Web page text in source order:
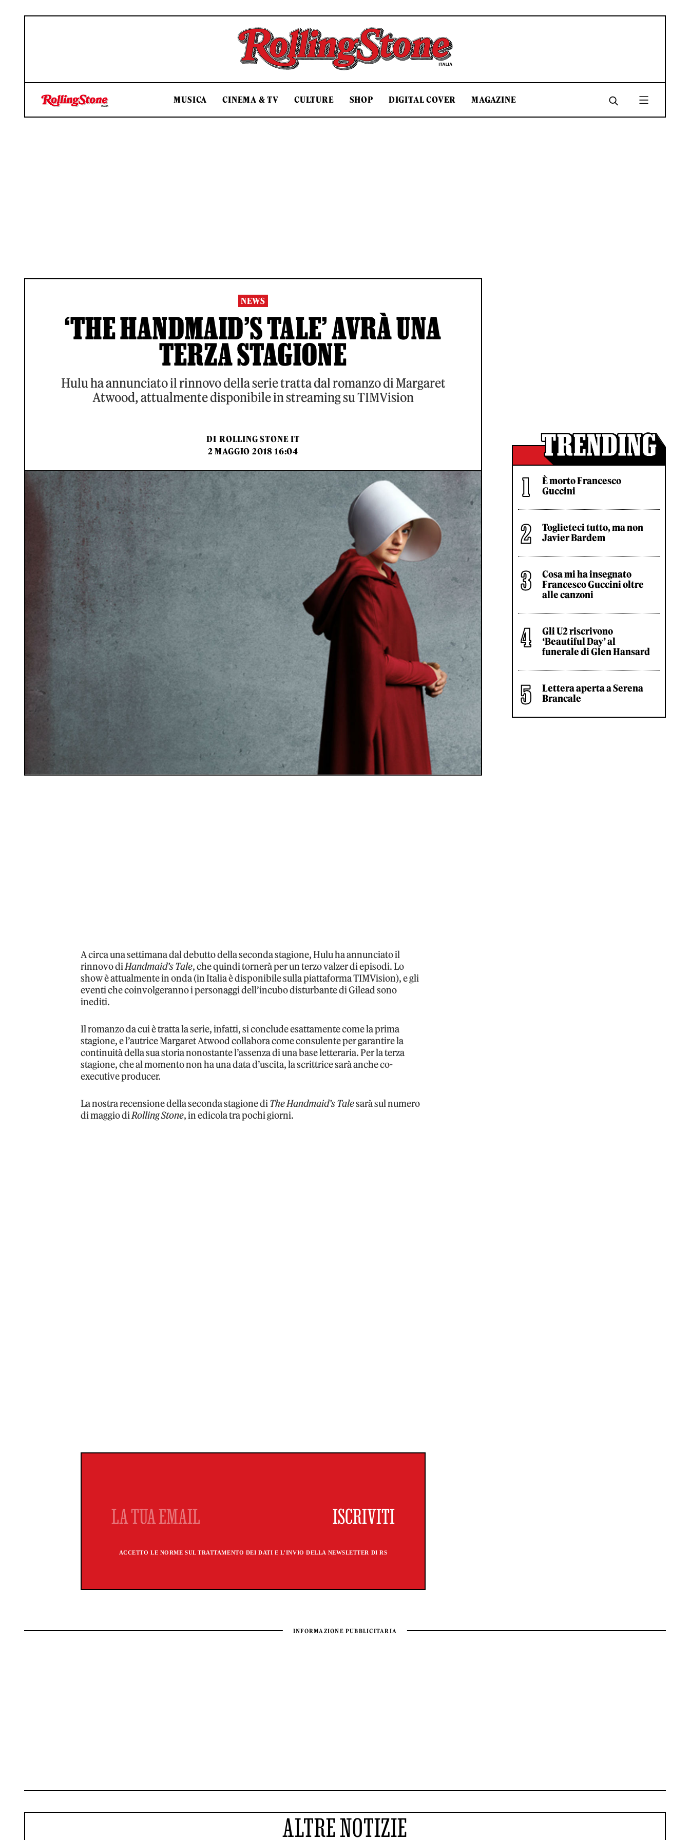
Rolling Stone Italia
MUSICA CINEMA & TV CULTURE SHOP DIGITAL COVER MAGAZINE
NEWS
‘THE HANDMAID’S TALE’ AVRÀ UNA
TERZA STAGIONE
Hulu ha annunciato il rinnovo della serie tratta dal romanzo di Margaret
Atwood, attualmente disponibile in streaming su TIMVision
DI ROLLING STONE IT
2 MAGGIO 2018 16:04
A circa una settimana dal debutto della seconda stagione, Hulu ha annunciato il
rinnovo diHandmaid’s Tale, che quindi tornerà per un terzo valzer di episodi. Lo
show è attualmente in onda (in Italia è disponibile sulla piattaforma TIMVision), e gli
eventi che coinvolgeranno i personaggi dell’incubo disturbante di Gilead sono
inediti.
Il romanzo da cui è tratta la serie, infatti, si conclude esattamente come la prima
stagione, e l’autrice Margaret Atwood collabora come consulente per garantire la
continuità della sua storia nonostante l’assenza di una base letteraria. Per la terza
stagione, che al momento non ha una data d’uscita, la scrittrice sarà anche co-
executive producer.
La nostra recensione della seconda stagione diThe Handmaid’s Talesarà sul numero
di maggio diRolling Stone, in edicola tra pochi giorni.
ACCETTO LE NORME SUL TRATTAMENTO DEI DATI E L'INVIO DELLA NEWSLETTER DI RS
È morto Francesco
Guccini
Toglieteci tutto, ma non
Javier Bardem
Cosa mi ha insegnato
Francesco Guccini oltre
alle canzoni
Gli U2 riscrivono
‘Beautiful Day’ al
funerale di Glen Hansard
Lettera aperta a Serena
Brancale
ALTRE NOTIZIE